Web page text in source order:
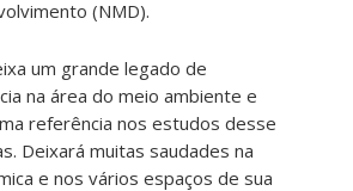
(NMD).
um grande legado de
na área do meio ambiente e
referência nos estudos desse
Deixará muitas saudades na
e nos vários espaços de sua